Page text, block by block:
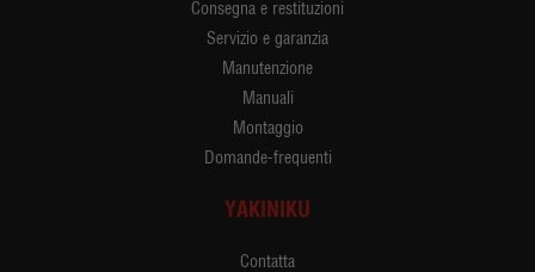
Consegna e restituzioni
Servizio e garanzia
Manutenzione
Manuali
Montaggio
Domande-frequenti
YAKINIKU
Contatta